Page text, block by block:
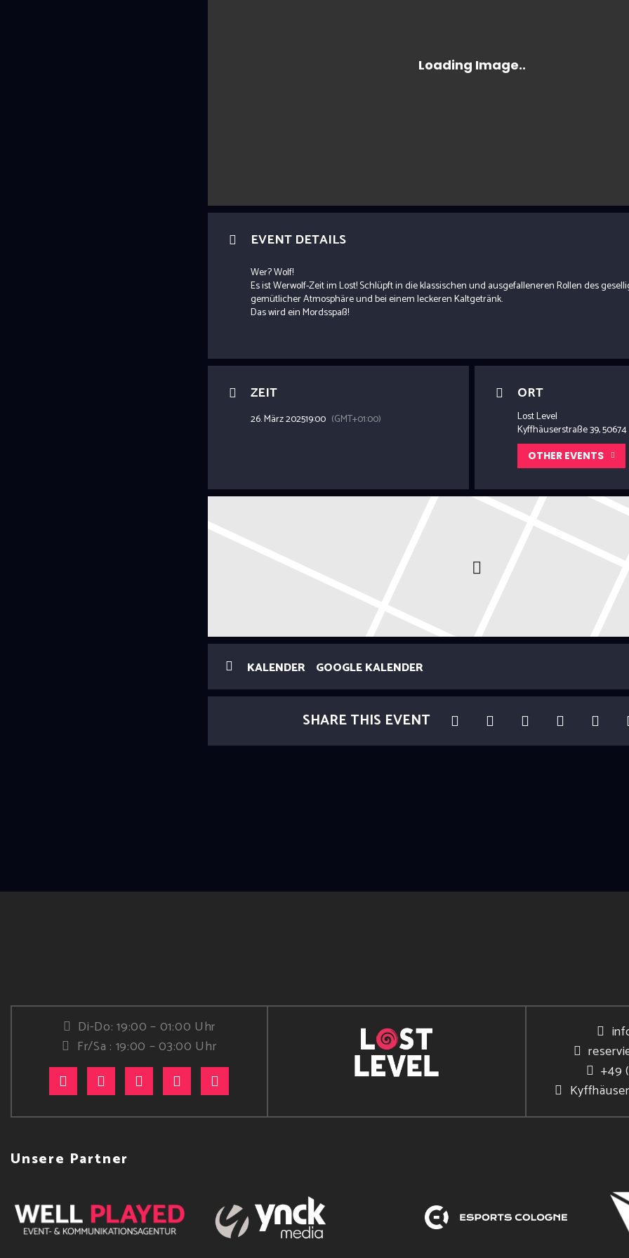
EVENT DETAILS
Wer? Wolf!
Es ist Werwolf-Zeit im Lost! Schlüpft in die klassischen und ausgefalleneren Rollen des
gemütlicher Atmosphäre und bei einem leckeren Kaltgetränk.
Das wird ein Mordsspaß!
ZEIT
26. März 202519:00 (GMT+01:00)
ORT
Lost Level
Kyffhäuserstraße 39,
OTHER EVENTS
KALENDER GOOGLE KALENDER
SHARE THIS EVENT
Di-Do: 19:00 – 01:00 Uhr
Fr/Sa : 19:00 – 03:00 Uhr
+49
Unsere Partner